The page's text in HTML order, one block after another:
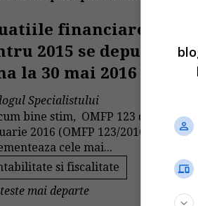
financiare
2015 se depun
la 30 mai 2016
Specialistului
bine stim, OMFP 123 din 4
2016 (OMFP 123/2016)
cele mai...
si fiscalitate
mai departe